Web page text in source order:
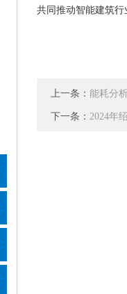
共同推动智能建筑
上一条： 能耗分
下一条： 2024年